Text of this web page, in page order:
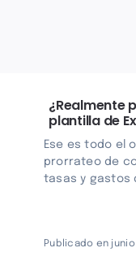
¿Realmente
plantilla de
Ese es todo el
prorrateo de
tasas y gastos
Publicado en junio